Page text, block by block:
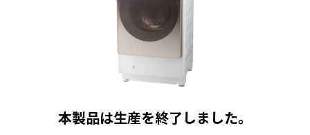
本製品は生産を終了しました。